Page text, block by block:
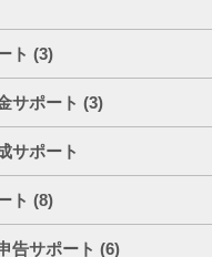
ト (3)
サポート (3)
サポート
ト (8)
告サポート (6)